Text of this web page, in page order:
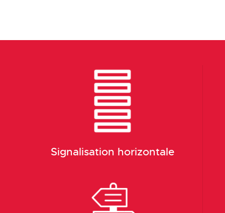
Signalisation horizontale